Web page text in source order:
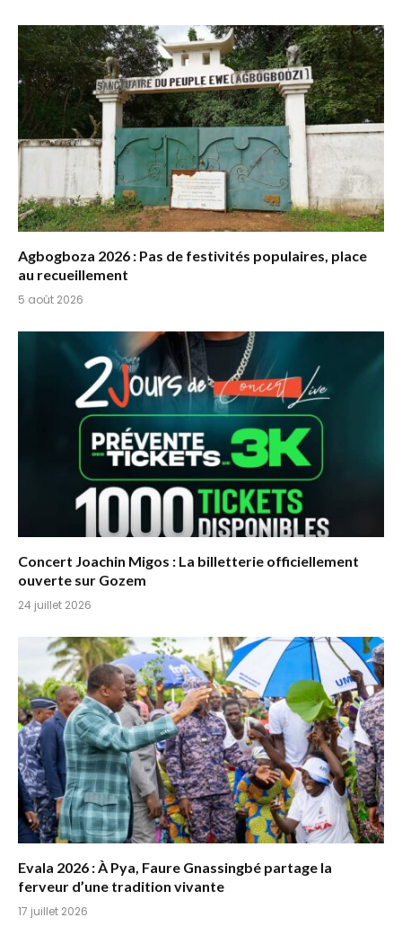
Agbogboza 2026 : Pas de festivités populaires, place
au recueillement
5 août 2026
Concert Joachin Migos : La billetterie officiellement
ouverte sur Gozem
24 juillet 2026
Evala 2026 : À Pya, Faure Gnassingbé partage la
ferveur d’une tradition vivante
17 juillet 2026